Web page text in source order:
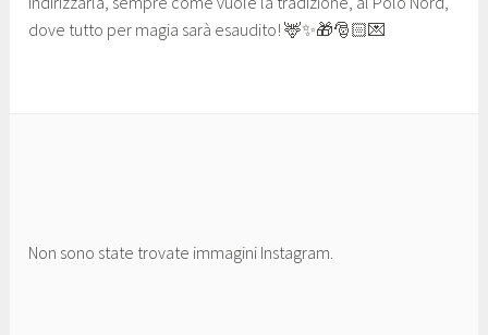
Non sono state trovate immagini Instagram.